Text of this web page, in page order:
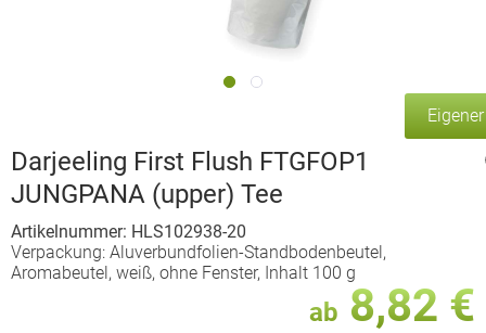
Darjeeling First Flush FTGFOP1
JUNGPANA (upper) Tee
Artikelnummer: HLS102938-20
Verpackung: Aluverbundfolien-Standbodenbeutel,
Aromabeutel, weiß, ohne Fenster, Inhalt 100 g
ab 8,82 €